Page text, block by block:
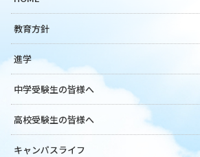
教育方針
進学
中学受験生の皆様へ
高校受験生の皆様へ
キャンパスライフ